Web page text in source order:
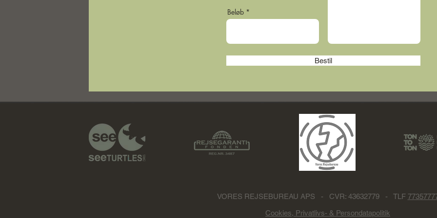
Beløb
Bestil
VORES REJSEBUREAU APS - CVR: 43632779 - TLF
Cookies, Privatlivs- & Persondatapolitik